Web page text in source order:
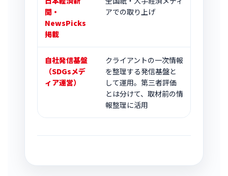
聞・
NewsPicks
掲載
アでの取り上げ
自社発信基盤
（SDGsメデ
ィア運営）
クライアントの一次情報
を整理する発信基盤と
して運用。第三者評価
とは分けて、取材前の情
報整理に活用